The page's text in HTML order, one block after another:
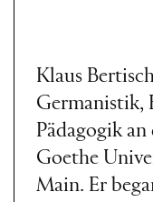
Klaus
Germanistik,
Pädagogik
Goethe
Main. Er